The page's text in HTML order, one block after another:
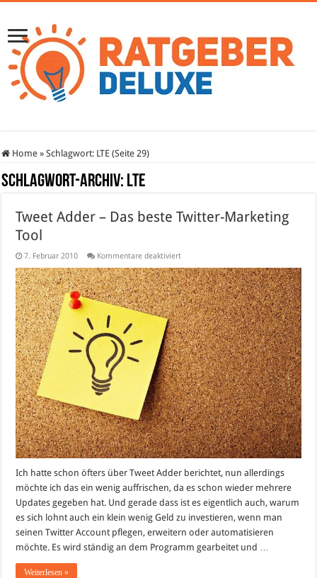
Home » Schlagwort: LTE (Seite 29)
Schlagwort-Archiv: LTE
Tweet Adder – Das beste Twitter-Marketing
Tool
7. Februar 2010 Kommentare deaktiviertfür
Adder
–
Das
beste
Twitter-
Marketing
Tool
Ich hatte schon öfters über Tweet Adder berichtet, nun allerdings
möchte ich das ein wenig auffrischen, da es schon wieder mehrere
Updates gegeben hat. Und gerade dass ist es eigentlich auch, warum
es sich lohnt auch ein klein wenig Geld zu investieren, wenn man
seinen Twitter Account pflegen, erweitern oder automatisieren
möchte. Es wird ständig an dem Programm gearbeitet und …
Weiterlesen »